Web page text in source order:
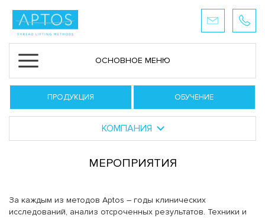
ОСНОВНОЕ МЕНЮ
ПРОДУКЦИЯ ОБУЧЕНИЕ
КОМПАНИЯ
МЕРОПРИЯТИЯ
За каждым из методов Aptos – годы клинических
исследований, анализ отсроченных результатов. Техники и